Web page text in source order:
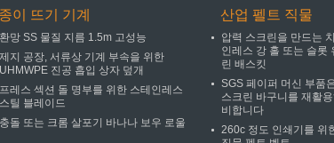
종이 뜨기 기계
환망 SS 물질 지름 1.5m 고성능
제지 공장, 서류상 기계 부속을 위한
UHMWPE 진공 흡입 상자 덮개
프레스 섹션 돌 명부를 위한 스테인레스
스틸 블레이드
충돌 또는 크롬 살포기 바나나 보우 로울
산업 펠트 직물
압력 스크린을 만드는
인레스 강 홀 또는 슬롯
린 배스킷
SGS 페이퍼 머신 부품
스크린 바구니를 재활
비합니다
260c 정도 인쇄기를 위